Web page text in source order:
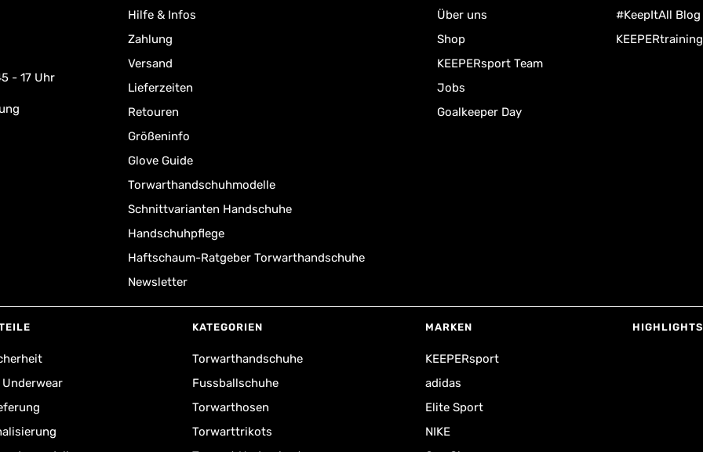
- 17 Uhr
Hilfe & Infos
Zahlung
Versand
Lieferzeiten
Retouren
Größeninfo
Glove Guide
Torwarthandschuhmodelle
Schnittvarianten Handschuhe
Handschuhpflege
Haftschaum-Ratgeber Torwarthandschuhe
Newsletter
Über uns
Shop
KEEPERsport Team
Jobs
Goalkeeper Day
#KeepItAll Blog
KEEPERtraining
Underwear
KATEGORIEN
Torwarthandschuhe
Fussballschuhe
Torwarthosen
Torwarttrikots
MARKEN
KEEPERsport
adidas
Elite Sport
NIKE
HIGHLIGHTS